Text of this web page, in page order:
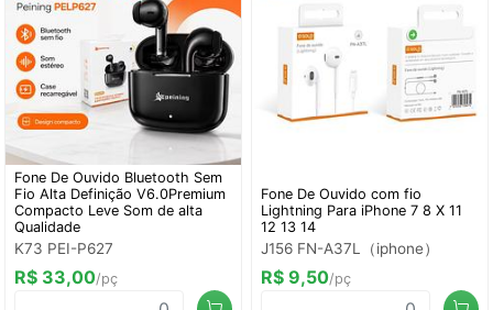
Fone De Ouvido Bluetooth Sem
Fio Alta Definição V6.0Premium
Compacto Leve Som de alta
Qualidade
K73 PEI-P627
R$ 33,00/pç
Fone De Ouvido com fio
Lightning Para iPhone 7 8 X 11
12 13 14
J156 FN-A37L（iphone）
R$ 9,50/pç